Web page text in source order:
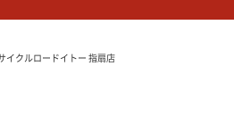
イクルロードイトー 指扇店